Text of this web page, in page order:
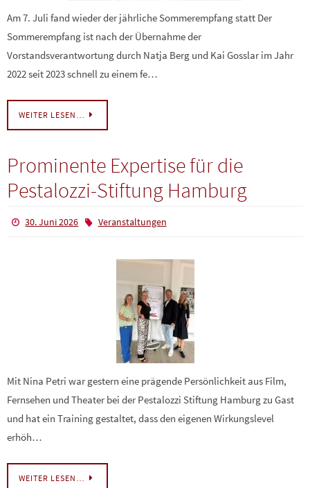
Am 7. Juli fand wieder der jährliche Sommerempfang statt Der
Sommerempfang ist nach der Übernahme der
Vorstandsverantwortung durch Natja Berg und Kai Gosslar im Jahr
2022 seit 2023 schnell zu einem fe…
WEITER LESEN…
Prominente Expertise für die
Pestalozzi-Stiftung Hamburg
30. Juni 2026 Veranstaltungen
Mit Nina Petri war gestern eine prägende Persönlichkeit aus Film,
Fernsehen und Theater bei der Pestalozzi Stiftung Hamburg zu Gast
und hat ein Training gestaltet, dass den eigenen Wirkungslevel
erhöh…
WEITER LESEN…